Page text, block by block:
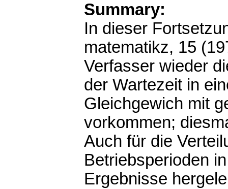
Summary:
In dieser
matematikz, 15
Verfasser wieder
der Wartezeit in
Gleichgewich mit
vorkommen;
Auch für die
Betriebsperioden
Ergebnisse